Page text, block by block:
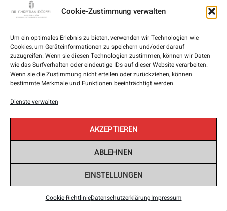
Cookie-Zustimmung verwalten
Um ein optimales Erlebnis zu bieten, verwenden wir Technologien wie
Cookies, um Geräteinformationen zu speichern und/oder darauf
zuzugreifen. Wenn sie diesen Technologien zustimmen, können wir Daten
wie das Surfverhalten oder eindeutige IDs auf dieser Website verarbeiten.
Wenn sie die Zustimmung nicht erteilen oder zurückziehen, können
bestimmte Merkmale und Funktionen beeinträchtigt werden.
Dienste verwalten
AKZEPTIEREN
ABLEHNEN
EINSTELLUNGEN
Cookie-RichtlinieDatenschutzerklärungImpressum